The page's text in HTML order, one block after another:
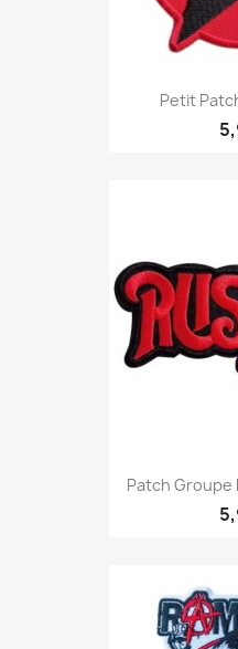
Petit
Patch Groupe